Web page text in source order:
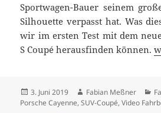
Sportwagen-Bauer seinem
Silhouette verpasst hat. Was
wir im ersten Test mit dem
S Coupé herausfinden können.
Veröffentlicht
am
3. Juni 2019 Autor
Fabian Meßner
Porsche Cayenne,SUV-Coupé,Video